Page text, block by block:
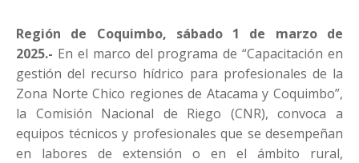
Región de Coquimbo, sábado 1 de marzo de
2025.- En el marco del programa de “Capacitación en
gestión del recurso hídrico para profesionales de la
Zona Norte Chico regiones de Atacama y Coquimbo”,
la Comisión Nacional de Riego (CNR), convoca a
equipos técnicos y profesionales que se desempeñan
en labores de extensión o en el ámbito rural,